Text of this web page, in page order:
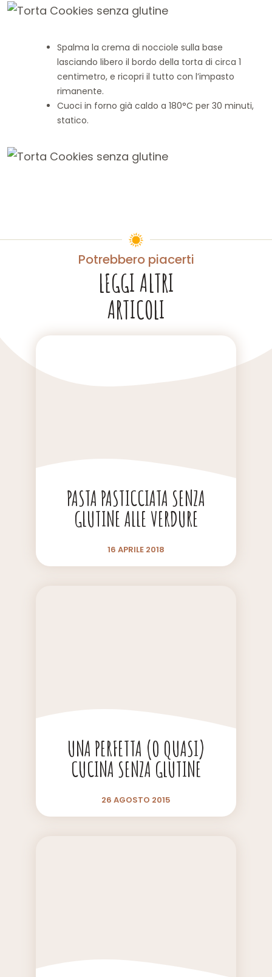
Spalma la crema di nocciole sulla base
lasciando libero il bordo della torta di circa 1
centimetro, e ricopri il tutto con l’impasto
rimanente.
Cuoci in forno già caldo a 180°C per 30 minuti,
statico.
Potrebbero piacerti
LEGGI ALTRI
ARTICOLI
PASTA PASTICCIATA SENZA
GLUTINE ALLE VERDURE
16 APRILE 2018
UNA PERFETTA (O QUASI)
CUCINA SENZA GLUTINE
26 AGOSTO 2015